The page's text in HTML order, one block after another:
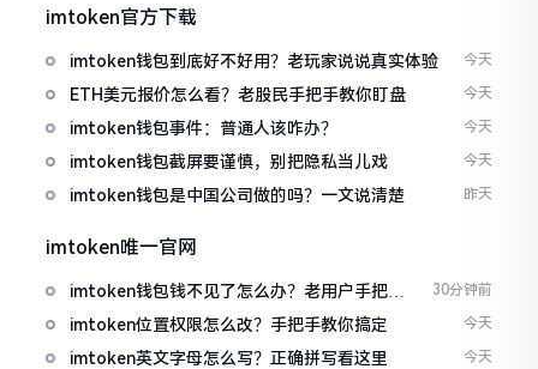
imtoken官方下载
imtoken钱包到底好不好用？老玩家说说真实体验 今天
ETH美元报价怎么看？老股民手把手教你盯盘 今天
imtoken钱包事件：普通人该咋办？ 今天
imtoken钱包截屏要谨慎，别把隐私当儿戏 今天
imtoken钱包是中国公司做的吗？一文说清楚 昨天
imtoken唯一官网
imtoken钱包钱不见了怎么办？老用户手把手
教你找回
30分钟前
imtoken位置权限怎么改？手把手教你搞定 今天
imtoken英文字母怎么写？正确拼写看这里 今天